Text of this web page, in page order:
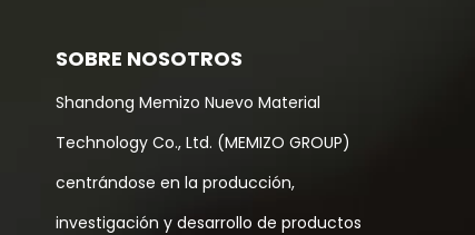
SOBRE NOSOTROS
Shandong Memizo Nuevo Material
Technology Co., Ltd. (MEMIZO GROUP)
centrándose en la producción,
investigación y desarrollo de productos